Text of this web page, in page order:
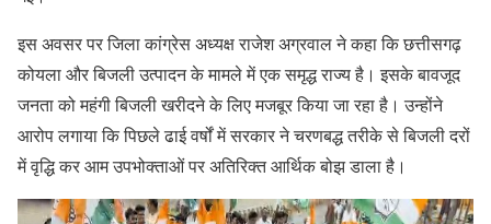
इस अवसर पर जिला कांग्रेस अध्यक्ष राजेश अग्रवाल ने कहा कि छत्तीसगढ़
कोयला और बिजली उत्पादन के मामले में एक समृद्ध राज्य है। इसके बावजूद
जनता को महंगी बिजली खरीदने के लिए मजबूर किया जा रहा है। उन्होंने
आरोप लगाया कि पिछले ढाई वर्षों में सरकार ने चरणबद्ध तरीके से बिजली दरों
में वृद्धि कर आम उपभोक्ताओं पर अतिरिक्त आर्थिक बोझ डाला है।